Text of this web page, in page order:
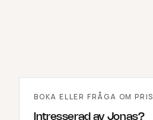
BOKA ELLER FRÅGA OM PRIS
Intresserad av Jonas?